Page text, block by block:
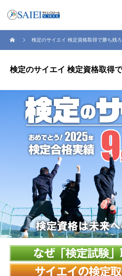
検定のサイエイ 検定資格取得で勝ち残
検定のサイエイ 検定資格取得